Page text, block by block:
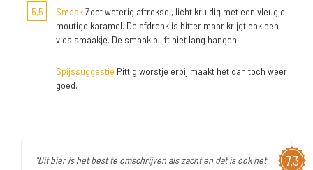
5,5 SmaakZoet waterig aftreksel, licht kruidig met een vleugje
moutige karamel. De afdronk is bitter maar krijgt ook een
vies smaakje. De smaak blijft niet lang hangen.
Spijssuggestie Pittig worstje erbij maakt het dan toch weer
goed.
7,3
"Dit bier is het best te omschrijven als zacht en dat is ook het